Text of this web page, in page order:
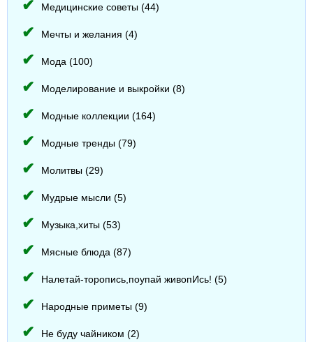
Медицинские советы (44)
Мечты и желания (4)
Мода (100)
Моделирование и выкройки (8)
Модные коллекции (164)
Модные тренды (79)
Молитвы (29)
Мудрые мысли (5)
Музыка,хиты (53)
Мясные блюда (87)
Налетай-торопись,поупай живопИсь! (5)
Народные приметы (9)
Не буду чайником (2)